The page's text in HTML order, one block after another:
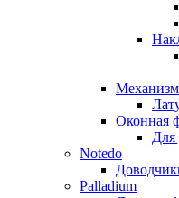
Оконная
Для
Notedo
Palladium